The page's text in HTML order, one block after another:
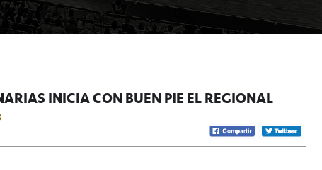
INICIA CON BUEN PIE EL REGIONAL